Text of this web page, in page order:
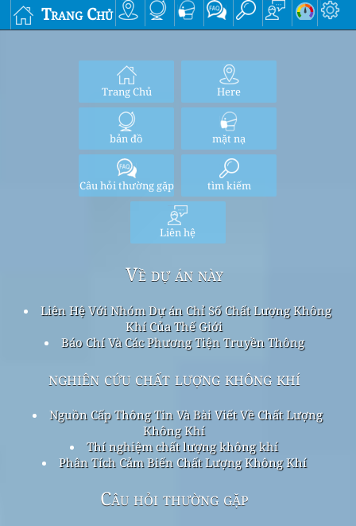
Trang Chủ
Trang Chủ Here
bản đồ mặt nạ
Câu hỏi thường gặp tìm kiếm
Liên hệ
Về dự án này
Liên Hệ Với Nhóm Dự án Chỉ Số Chất Lượng Không
Khí Của Thế Giới
Báo Chí Và Các Phương Tiện Truyền Thông
nghiên cứu chất lượng không khí
Nguồn Cấp Thông Tin Và Bài Viết Về Chất Lượng
Không Khí
Thí nghiệm chất lượng không khí
Phân Tích Cảm Biến Chất Lượng Không Khí
Câu hỏi thường gặp